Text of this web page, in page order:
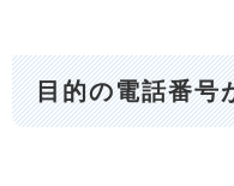
目的の電話番号